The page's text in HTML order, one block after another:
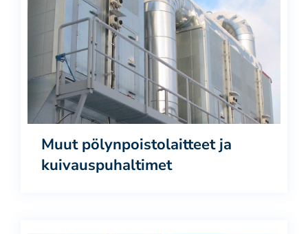
Muut pölynpoistolaitteet ja
kuivauspuhaltimet